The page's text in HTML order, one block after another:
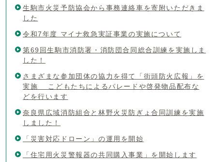
生駒市火災予防協会から事務連絡車を寄附いただきま
した
令和7年度 マイナ救急実証事業の実施について
第69回生駒市消防署・消防団合同総合訓練を実施しま
した！
さまざまな参加団体の協力を得て「街頭防火広報」を
実施 こどもたちによるパレードや啓発物品配布な
どを行います
奈良県広域消防組合と林野火災防ぎょ合同訓練を実施
しました！
「災害対応ドローン」の運用を開始
「住宅用火災警報器の共同購入事業」を開始します